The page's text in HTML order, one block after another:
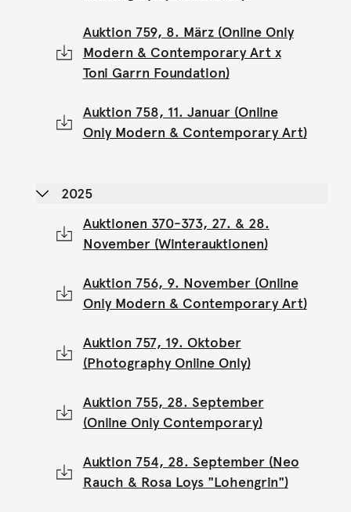
Auktion 759, 8. März (Online Only
Modern & Contemporary Art x
Toni Garrn Foundation)
Auktion 758, 11. Januar (Online
Only Modern & Contemporary Art)
2025
Auktionen 370-373, 27. & 28.
November (Winterauktionen)
Auktion 756, 9. November (Online
Only Modern & Contemporary Art)
Auktion 757, 19. Oktober
(Photography Online Only)
Auktion 755, 28. September
(Online Only Contemporary)
Auktion 754, 28. September (Neo
Rauch & Rosa Loys "Lohengrin")